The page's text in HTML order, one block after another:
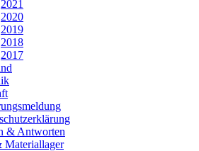
2021
2020
2019
2018
2017
& Antworten